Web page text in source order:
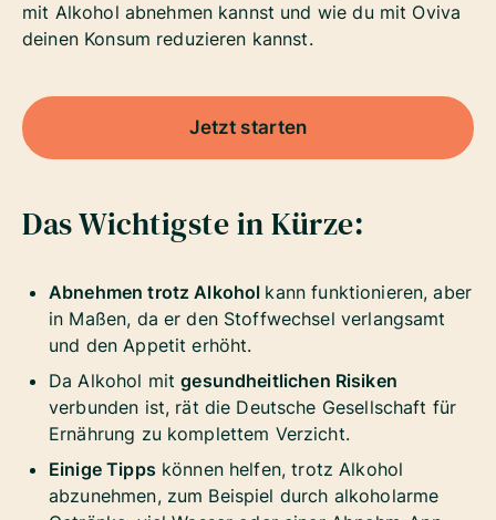
mit Alkohol abnehmen kannst und wie du mit Oviva
deinen Konsum reduzieren kannst.
Jetzt starten
Das Wichtigste in Kürze:
Abnehmen trotz Alkohol kann funktionieren, aber
in Maßen, da er den Stoffwechsel verlangsamt
und den Appetit erhöht.
Da Alkohol mitgesundheitlichen Risiken
verbunden ist, rät die Deutsche Gesellschaft für
Ernährung zu komplettem Verzicht.
Einige Tippskönnen helfen, trotz Alkohol
abzunehmen, zum Beispiel durch alkoholarme